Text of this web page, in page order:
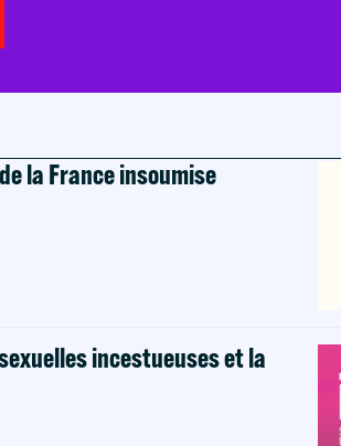
la France insoumise
incestueuses et la